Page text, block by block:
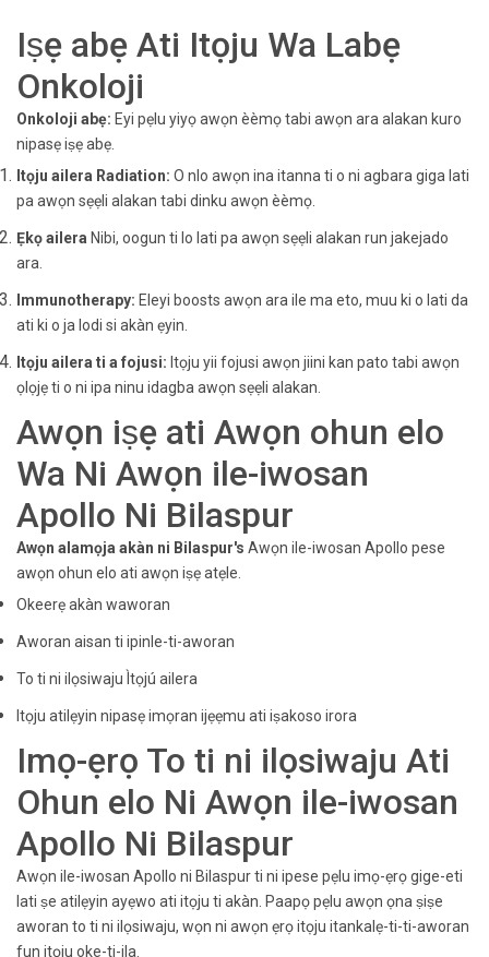
Iṣẹ abẹ Ati Itọju Wa Labẹ
Onkoloji
Onkoloji abẹ: Eyi pẹlu yiyọ awọn èèmọ tabi awọn ara alakan kuro
nipasẹ iṣẹ abẹ.
Itọju ailera Radiation: O nlo awọn ina itanna ti o ni agbara giga lati
pa awọn sẹẹli alakan tabi dinku awọn èèmọ.
Ẹkọ ailera Nibi, oogun ti lo lati pa awọn sẹẹli alakan run jakejado
ara.
Immunotherapy: Eleyi boosts awọn ara ile ma eto, muu ki o lati da
ati ki o ja lodi si akàn ẹyin.
Itọju ailera ti a fojusi: Itọju yii fojusi awọn jiini kan pato tabi awọn
ọlọjẹ ti o ni ipa ninu idagba awọn sẹẹli alakan.
Awọn iṣẹ ati Awọn ohun elo
Wa Ni Awọn ile-iwosan
Apollo Ni Bilaspur
Awọn alamọja akàn ni Bilaspur's Awọn ile-iwosan Apollo pese
awọn ohun elo ati awọn iṣẹ atẹle.
Okeerẹ akàn waworan
Aworan aisan ti ipinle-ti-aworan
To ti ni ilọsiwaju Ìtọjú ailera
Itọju atilẹyin nipasẹ imọran ijẹẹmu ati iṣakoso irora
Imọ-ẹrọ To ti ni ilọsiwaju Ati
Ohun elo Ni Awọn ile-iwosan
Apollo Ni Bilaspur
Awọn ile-iwosan Apollo ni Bilaspur ti ni ipese pẹlu imọ-ẹrọ gige-eti
lati ṣe atilẹyin ayẹwo ati itọju ti akàn. Paapọ pẹlu awọn ọna ṣiṣe
aworan to ti ni ilọsiwaju, wọn ni awọn ẹrọ itọju itankalẹ-ti-ti-aworan
fun itọju oke-ti-ila.